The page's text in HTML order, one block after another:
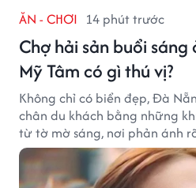
ĂN - CHƠI 14 phút trước
Chợ hải sản buổi
Mỹ Tâm có gì thú vị?
Không chỉ có biển đẹp, Đà
chân du khách bằng những
từ tờ mờ sáng, nơi phản ánh
thành phố biển.